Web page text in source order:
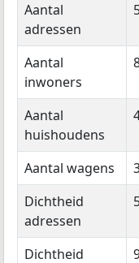
Aantal
adressen
Aantal
inwoners
Aantal
huishoudens
Aantal wagens
Dichtheid
adressen
Dichtheid